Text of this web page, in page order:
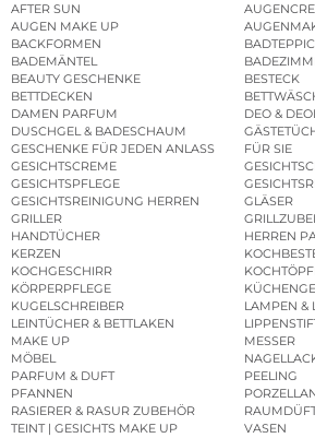
AFTER SUN
AUGEN MAKE UP
BACKFORMEN
BADEMÄNTEL
BEAUTY GESCHENKE
BESTECK
BETTDECKEN
DAMEN PARFUM
DEO &
DUSCHGEL & BADESCHAUM
GESCHENKE FÜR JEDEN ANLASS
FÜR SIE
GESICHTSCREME
GESICHTSPFLEGE
GESICHTSREINIGUNG HERREN
GLÄSER
GRILLER
HANDTÜCHER
HERREN
KERZEN
KOCHGESCHIRR
KÖRPERPFLEGE
KUGELSCHREIBER
LAMPEN &
LEINTÜCHER & BETTLAKEN
MAKE UP
MESSER
MÖBEL
PARFUM & DUFT
PEELING
PFANNEN
RASIERER & RASUR ZUBEHÖR
TEINT | GESICHTS MAKE UP
VASEN